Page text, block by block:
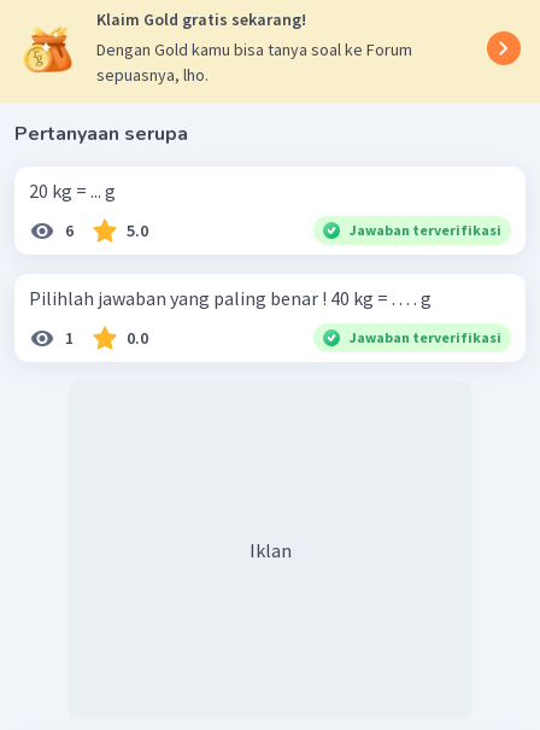
Klaim Gold gratis sekarang!
Dengan Gold kamu bisa tanya soal ke Forum
sepuasnya, lho.
Pertanyaan serupa
20 kg = ... g
6 5.0 Jawaban terverifikasi
Pilihlah jawaban yang paling benar ! 40 kg = . . . . g
1 0.0 Jawaban terverifikasi
Iklan